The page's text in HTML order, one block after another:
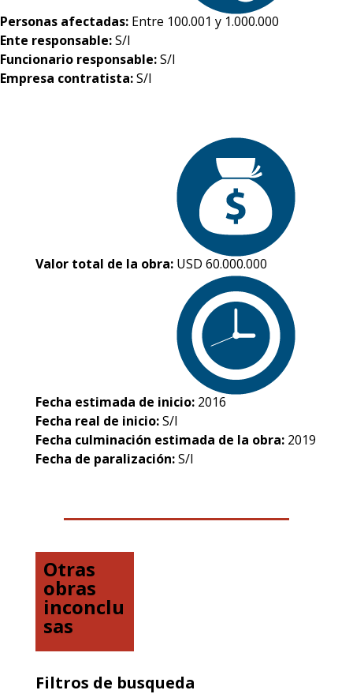
Personas afectadas: Entre 100.001 y 1.000.000
Ente responsable:S/I
Funcionario responsable:S/I
Empresa contratista:S/I
Valor total de la obra: USD 60.000.000
Fecha estimada de inicio: 2016
Fecha real de inicio:S/I
Fecha culminación estimada de la obra: 2019
Fecha de paralización:S/I
Otras
obras
inconclu
sas
Filtros de busqueda